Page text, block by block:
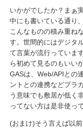
いかがでしたか？まぁ
中にも書いている通り
こんなものの積み重ね
す。世間的にはデジタ
て言葉が流行っていま
ら初めて見るのもいい
GASは、Web/APIとの
ントとの連携などプラ
う意味でも敷居が低く
ってない方は是非使っ
(おまけ)そう言えば以